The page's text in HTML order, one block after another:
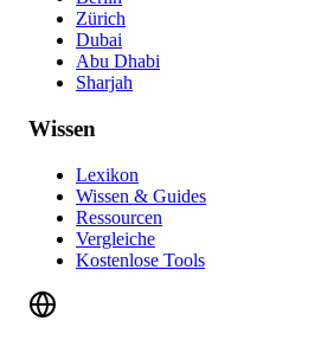
Zürich
Dubai
Abu Dhabi
Sharjah
Wissen
Lexikon
Wissen & Guides
Ressourcen
Vergleiche
Kostenlose Tools